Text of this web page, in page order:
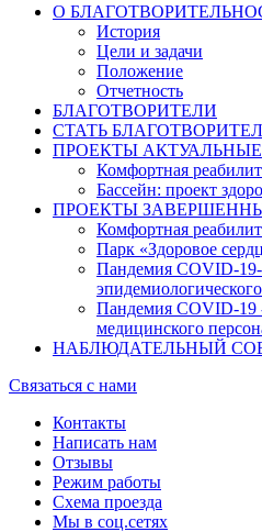
О
История
Цели и задачи
Положение
Отчетность
БЛАГОТВОРИТЕЛИ
СТАТЬ
ПРОЕКТЫ АКТУАЛЬНЫЕ
Комфортная
Бассейн: проект
ПРОЕКТЫ
Комфортная
Парк «Здоровое
Пандемия COVID-
Пандемия COVID-19
медицинского
НАБЛЮДАТЕЛЬНЫЙ
Связаться с нами
Контакты
Написать нам
Отзывы
Режим работы
Схема проезда
Мы в соц.сетях